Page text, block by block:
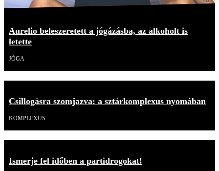
Aurelio beleszeretett a jógázásba, az alkoholt is
letette
JÓGA
Csillogásra szomjazva: a sztárkomplexus nyomában
KOMPLEXUS
Ismerje fel időben a partidrogokat!